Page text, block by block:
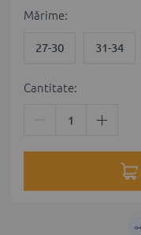
Мărime
27-30 31-34
Cantitate: